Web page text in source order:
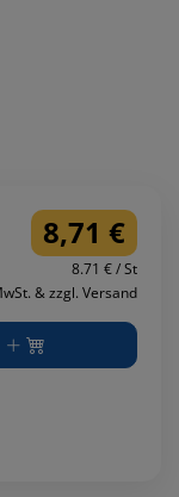
8,71 €
8.71 € / St
& zzgl. Versand